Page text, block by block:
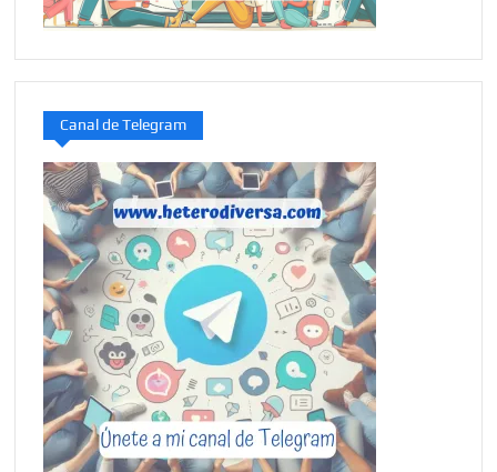
Canal de Telegram